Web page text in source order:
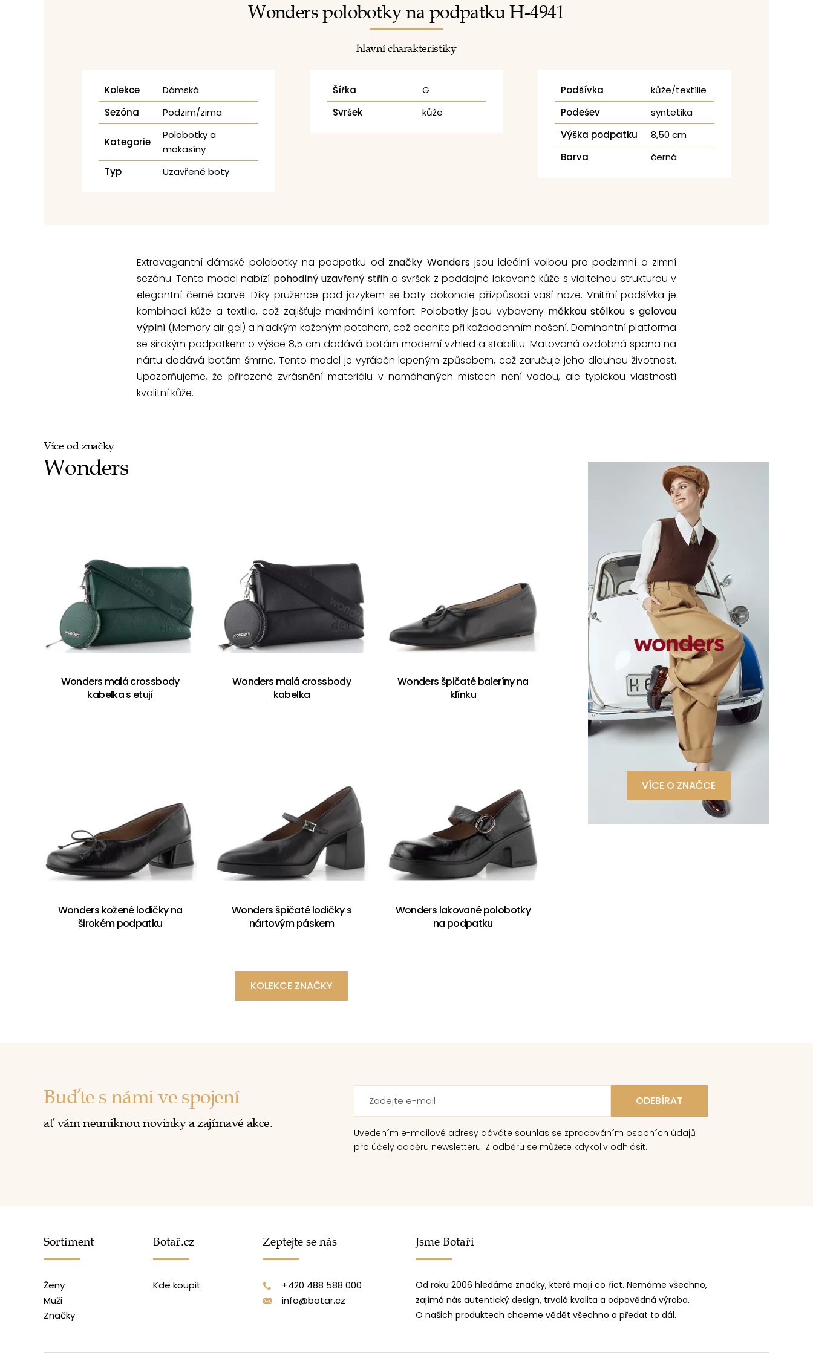
Wonders polobotky na podpatku H-4941
hlavní charakteristiky
Kolekce
Dámská
Sezóna
Podzim/zima
Kategorie
Polobotky a
mokasíny
Typ
Uzavřené boty
Šířka
G
Svršek
kůže
Podšívka
kůže/textílie
Podešev
syntetika
Výška podpatku
8,50 cm
Barva
černá
Extravagantní dámské polobotky na podpatku od značky Wondersjsou ideální volbou pro podzimní a zimní
sezónu. Tento model nabízí pohodlný uzavřený střiha svršek z poddajné lakované kůže s viditelnou strukturou v
elegantní černé barvě. Díky pružence pod jazykem se boty dokonale přizpůsobí vaší noze. Vnitřní podšívka je
kombinací kůže a textilie, což zajišťuje maximální komfort. Polobotky jsou vybaveny měkkou stélkou s gelovou
výplní(Memory air gel) a hladkým koženým potahem, což oceníte při každodenním nošení. Dominantní platforma
se širokým podpatkem o výšce 8,5 cm dodává botám moderní vzhled a stabilitu. Matovaná ozdobná spona na
nártu dodává botám šmrnc. Tento model je vyráběn lepeným způsobem, což zaručuje jeho dlouhou životnost.
Upozorňujeme, že přirozené zvrásnění materiálu v namáhaných místech není vadou, ale typickou vlastností
kvalitní kůže.
Více od značky
Wonders
Wonders malá crossbody
kabelka s etují
Wonders malá crossbody
kabelka
Wonders špičaté baleríny na
klínku
Wonders kožené lodičky na
širokém podpatku
Wonders špičaté lodičky s
nártovým páskem
Wonders lakované polobotky
na podpatku
KOLEKCE ZNAČKY
VÍCE O ZNAČCE
Buďte s námi ve spojení
ať vám neuniknou novinky a zajímavé akce.
Uvedením e-mailové adresy dáváte souhlas se zpracováním osobních údajů
pro účely odběru newsletteru. Z odběru se můžete kdykoliv odhlásit.
Sortiment
Ženy
Muži
Značky
Botař.cz
Kde koupit
Zeptejte se nás
+420 488 588 000
info@botar.cz
Jsme Botaři
Od roku 2006 hledáme značky, které mají co říct. Nemáme všechno,
zajímá nás autentický design, trvalá kvalita a odpovědná výroba.
O našich produktech chceme vědět všechno a předat to dál.